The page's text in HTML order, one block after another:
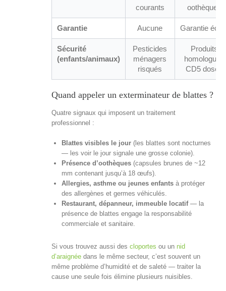
courants
oothèques
Garantie Aucune Garantie
Sécurité
(enfants/animaux)
Pesticides
ménagers
risqués
Produits
homologués
CD5 dosés
Quand appeler un exterminateur de blattes ?
Quatre signaux qui imposent un traitement
professionnel :
Blattes visibles le jour(les blattes sont nocturnes
— les voir le jour signale une grosse colonie).
Présence d’oothèques(capsules brunes de ~12
mm contenant jusqu’à 18 œufs).
Allergies, asthme ou jeunes enfantsà protéger
des allergènes et germes véhiculés.
Restaurant, dépanneur, immeuble locatif— la
présence de blattes engage la responsabilité
commerciale et sanitaire.
Si vous trouvez aussi des cloportes ou un nid
d’araignéedans le même secteur, c’est souvent un
même problème d’humidité et de saleté — traiter la
cause une seule fois élimine plusieurs nuisibles.